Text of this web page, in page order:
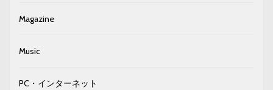
Magazine
Music
PC・インターネット